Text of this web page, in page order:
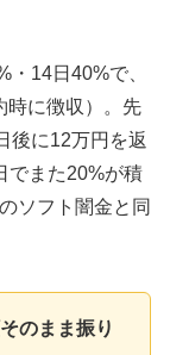
14日40%で、
時に徴収）。先
後に12万円を返
でまた20%が積
ソフト闇金と同
のまま振り